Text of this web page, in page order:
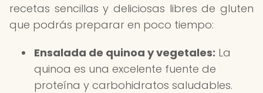
recetas sencillas y deliciosas libres de gluten
que podrás preparar en poco tiempo:
Ensalada de quinoa y vegetales: La
quinoa es una excelente fuente de
proteína y carbohidratos saludables.